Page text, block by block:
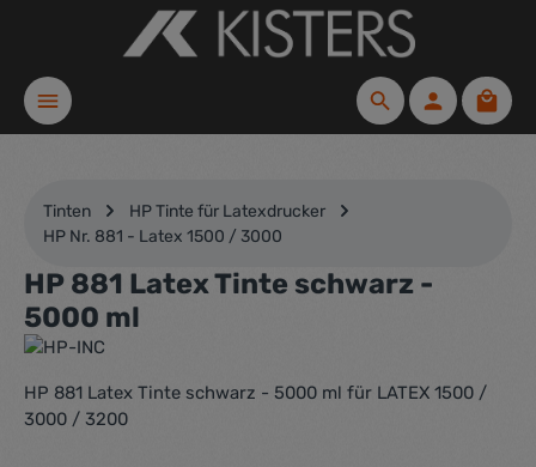
Zum Hauptinhalt springen
Tinten
HP Tinte für Latexdrucker
HP Nr. 881 - Latex 1500 / 3000
HP 881 Latex Tinte schwarz -
5000 ml
HP 881 Latex Tinte schwarz - 5000 ml für LATEX 1500 /
3000 / 3200